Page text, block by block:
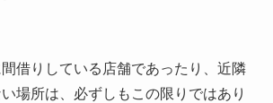
借りしている店舗であったり、近隣
場所は、必ずしもこの限りではあり